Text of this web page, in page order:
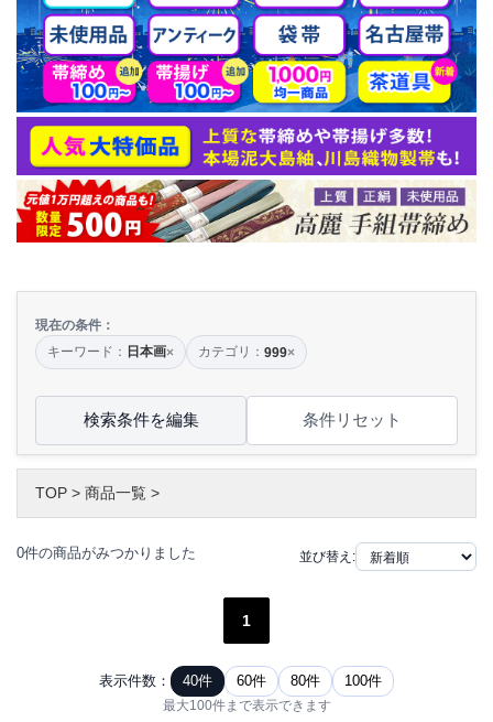
現在の条件：
キーワード： 日本画× カテゴリ： 999×
検索条件を編集 条件リセット
TOP > 商品一覧 >
0件の商品がみつかりました 並び替え:
1
表示件数： 40件 60件 80件 100件
最大100件まで表示できます